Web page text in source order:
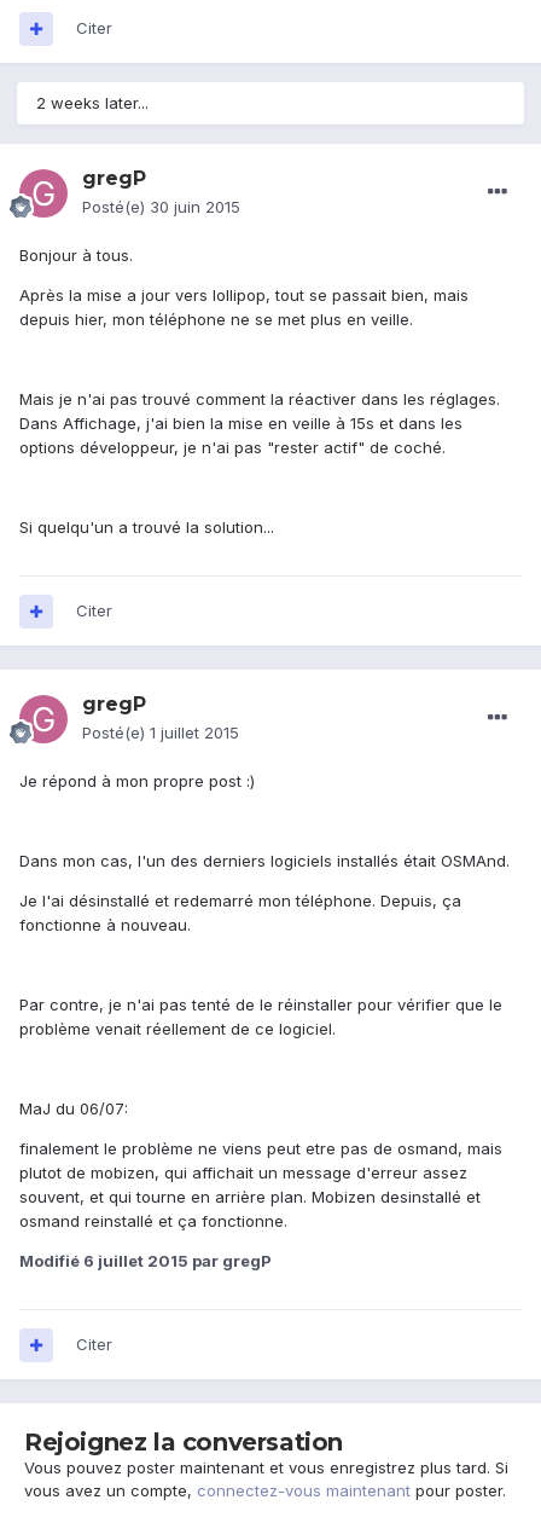
Citer
2 weeks later...
gregP
Posté(e) 30 juin 2015
Bonjour à tous.
Après la mise a jour vers lollipop, tout se passait bien, mais
depuis hier, mon téléphone ne se met plus en veille.
Mais je n'ai pas trouvé comment la réactiver dans les réglages.
Dans Affichage, j'ai bien la mise en veille à 15s et dans les
options développeur, je n'ai pas "rester actif" de coché.
Si quelqu'un a trouvé la solution...
Citer
gregP
Posté(e) 1 juillet 2015
Je répond à mon propre post :)
Dans mon cas, l'un des derniers logiciels installés était OSMAnd.
Je l'ai désinstallé et redemarré mon téléphone. Depuis, ça
fonctionne à nouveau.
Par contre, je n'ai pas tenté de le réinstaller pour vérifier que le
problème venait réellement de ce logiciel.
MaJ du 06/07:
finalement le problème ne viens peut etre pas de osmand, mais
plutot de mobizen, qui affichait un message d'erreur assez
souvent, et qui tourne en arrière plan. Mobizen desinstallé et
osmand reinstallé et ça fonctionne.
Modifié 6 juillet 2015 par gregP
Citer
Rejoignez la conversation
Vous pouvez poster maintenant et vous enregistrez plus tard. Si
vous avez un compte, connectez-vous maintenant pour poster.